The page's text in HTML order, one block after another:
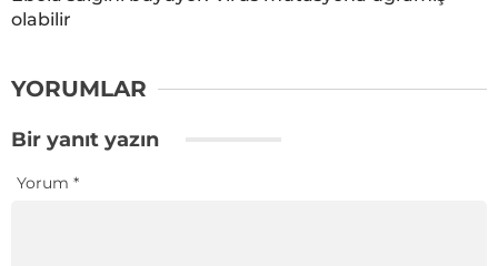
olabilir
YORUMLAR
Bir yanıt yazın
Yorum *